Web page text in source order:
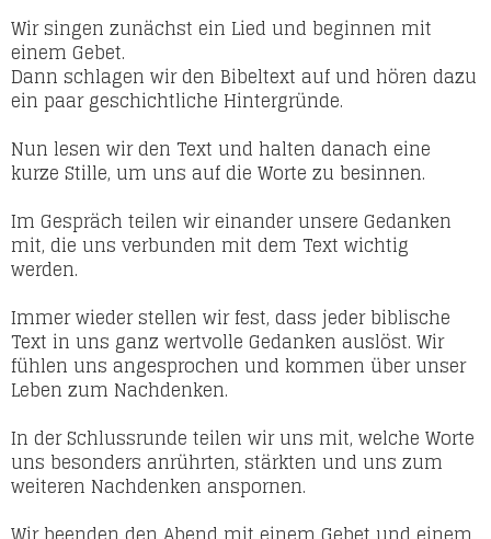
Wir singen zunächst ein Lied und beginnen mit
einem Gebet.
Dann schlagen wir den Bibeltext auf und hören dazu
ein paar geschichtliche Hintergründe.
Nun lesen wir den Text und halten danach eine
kurze Stille, um uns auf die Worte zu besinnen.
Im Gespräch teilen wir einander unsere Gedanken
mit, die uns verbunden mit dem Text wichtig
werden.
Immer wieder stellen wir fest, dass jeder biblische
Text in uns ganz wertvolle Gedanken auslöst. Wir
fühlen uns angesprochen und kommen über unser
Leben zum Nachdenken.
In der Schlussrunde teilen wir uns mit, welche Worte
uns besonders anrührten, stärkten und uns zum
weiteren Nachdenken anspornen.